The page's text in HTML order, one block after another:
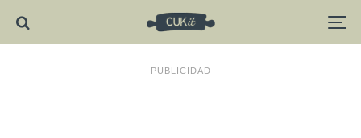
PUBLICIDAD